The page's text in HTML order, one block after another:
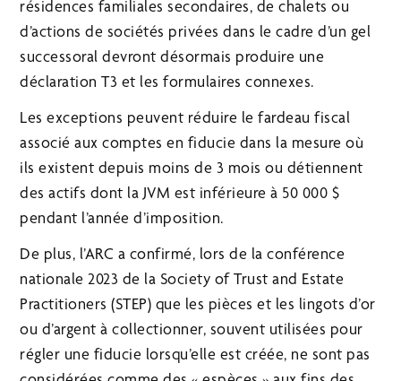
résidences familiales secondaires, de chalets ou
d’actions de sociétés privées dans le cadre d’un gel
successoral devront désormais produire une
déclaration T3 et les formulaires connexes.
Les exceptions peuvent réduire le fardeau fiscal
associé aux comptes en fiducie dans la mesure où
ils existent depuis moins de 3 mois ou détiennent
des actifs dont la JVM est inférieure à 50 000 $
pendant l’année d’imposition.
De plus, l’ARC a confirmé, lors de la conférence
nationale 2023 de la Society of Trust and Estate
Practitioners (STEP) que les pièces et les lingots d’or
ou d’argent à collectionner, souvent utilisées pour
régler une fiducie lorsqu’elle est créée, ne sont pas